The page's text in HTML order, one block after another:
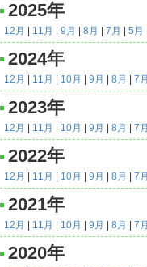
2025年
12月 11月 9月 8月 7月 5月
2024年
12月 11月 10月 9月 8月 7
2023年
12月 11月 10月 9月 8月 7
2022年
12月 11月 10月 9月 8月 7
2021年
12月 11月 10月 9月 8月 7
2020年